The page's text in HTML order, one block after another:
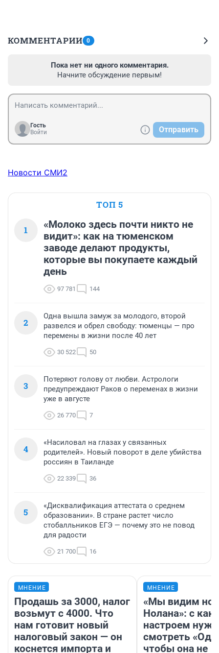
КОММЕНТАРИИ 0
Пока нет ни одного комментария.
Начните обсуждение первым!
Гость
Войти
Отправить
Новости СМИ2
ТОП 5
1
«Молоко здесь почти никто не
видит»: как на тюменском
заводе делают продукты,
которые вы покупаете каждый
день
97 781 144
2
Одна вышла замуж за молодого, второй
развелся и обрел свободу: тюменцы — про
перемены в жизни после 40 лет
30 522 50
3
Потеряют голову от любви. Астрологи
предупреждают Раков о переменах в жизни
уже в августе
26 770 7
4
«Насиловал на глазах у связанных
родителей». Новый поворот в деле убийства
россиян в Таиланде
22 339 36
5
«Дисквалификация аттестата о среднем
образовании». В стране растет число
стобалльников ЕГЭ — почему это не повод
для радости
21 700 16
МНЕНИЕ
Продашь за 3000, налог
возьмут с 4000. Что
нам готовит новый
налоговый закон — он
коснется импорта и
МНЕНИЕ
«Мы видим
Нолана»: с
настроем
смотреть
чтобы она не